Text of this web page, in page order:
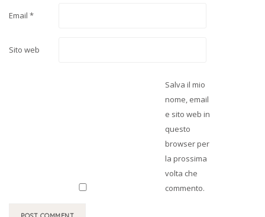
Email *
Sito web
Salva il mio
nome, email
e sito web in
questo
browser per
la prossima
volta che
commento.